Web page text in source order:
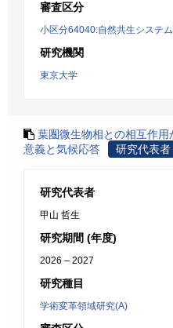
審査区分
小区分64040:自然共生システ
研究機関
東京大学
葉圏微生物相との相互作
意義と気候応答
研究代表者
研究代表者
甲山 哲生
研究期間 (年度)
2026 – 2027
研究種目
学術変革領域研究(A)